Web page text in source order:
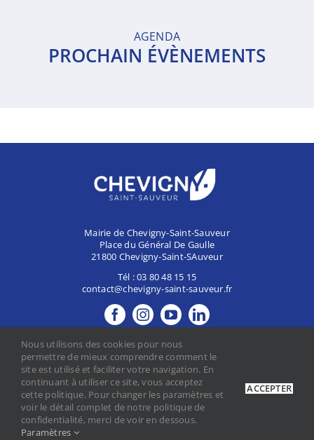
AGENDA
PROCHAIN ÉVÈNEMENTS
Mairie de Chevigny-Saint-Sauveur
Place du Général De Gaulle
21800 Chevigny-Saint-SAuveur
Tél :03 80 48 15 15
contact@chevigny-saint-sauveur.fr
MES DÉMARCHES
CONTACTER LA MAIRIE
Mentions légales
Politique de confidentialité
Nous utilisons des cookies pour nous
permettre de mieux comprendre comment le
site est utilisé et faciliter votre navigation. En
continuant à utiliser ce site, vous acceptez
cette politique. Pour changer les paramètres et
voir le détail complet de notre politique de
confidentialité, merci de voir en dessous.
Paramètres
ACCEPTER